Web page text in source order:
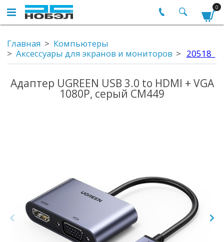
0
Главная
Компьютеры
Аксессуары для экранов и мониторов
20518_
Адаптер UGREEN USB 3.0 to HDMI + VGA
1080P, серый CM449